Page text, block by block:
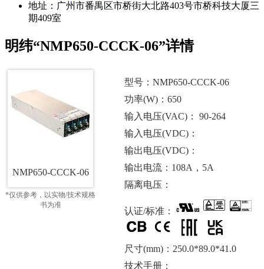
地址：广州市番禺区市桥街大北路403号市桥科技大厦三
期409室
明纬“NMP650-CCCK-06”详情
NMP650-CCCK-06
*仅供参考，以实物/技术规格
书为准
型号：NMP650-CCCK-06
功率(W)：650
输入电压(VAC)： 90-264
输入电压(VDC)：
输出电压(VDC)：
输出电流：108A，5A
隔离电压：
认证/标准：
尺寸(mm)：250.0*89.0*41.0
技术手册：